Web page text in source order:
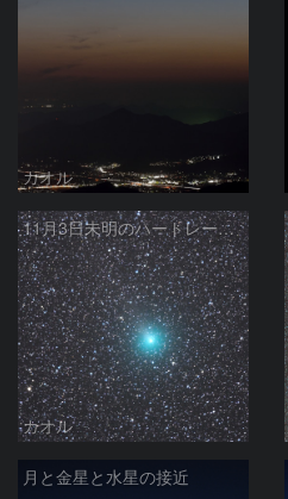
カオル
11月3日未明のハートレー彗星
カオル
月と金星と水星の接近